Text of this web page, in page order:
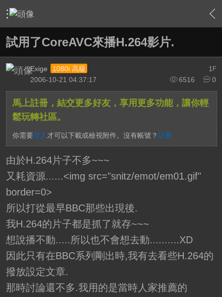
› 軟硬體相關技術 › HTPC 相關軟硬體技術及運用 › 內容
試用了CoreAVC來播H.264影片.
1 F
Exige
1080i 高級
6516
0
2006-10-21 04:37:17
馬上註冊，結交更多好友，享用更多功能，讓你輕
鬆玩轉社區。
你需要登入 才可以下載或檢視附件。沒有帳號？ 註冊
由於H.264片子不多~~~
又耗資源......<img src="snitz/emot/em01.gif"
border=0>
所以打從最早BBC那些出現後.
我H.264的片子都是抓了就存~~~
想說播不動.....所以也不會想去動..........XD
因此只有在BBC系列剛出時,我有去看些H.264的
撥放設定文章.
那時討論還不多.我用的是當時人家推薦的